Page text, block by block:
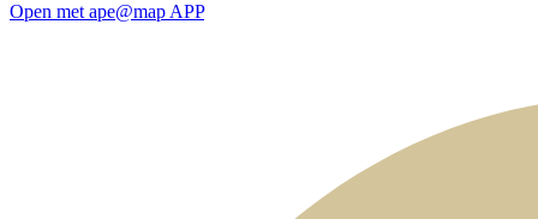
Open met ape@map APP